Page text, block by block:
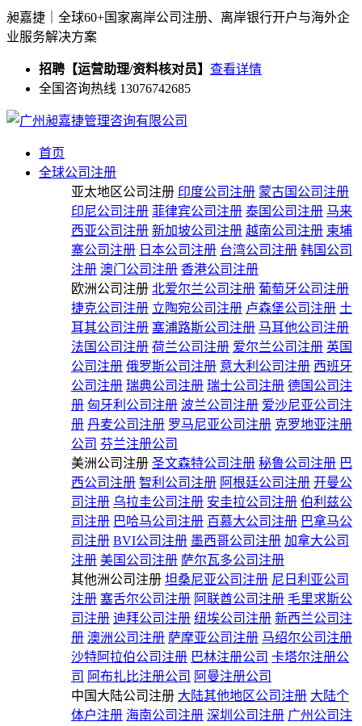
昶嘉捷｜全球60+国家离岸公司注册、离岸银行开户与海外企
业服务解决方案
招聘【运营助理/资料核对员】 查看详情
全国咨询热线 13076742685
首页
全球公司注册
亚太地区公司注册 印度公司注册 蒙古国公司注册
印尼公司注册 菲律宾公司注册 泰国公司注册 马来
西亚公司注册 新加坡公司注册 越南公司注册 柬埔
寨公司注册 日本公司注册 台湾公司注册 韩国公司
注册 澳门公司注册 香港公司注册
欧洲公司注册 北爱尔兰公司注册 葡萄牙公司注册
捷克公司注册 立陶宛公司注册 卢森堡公司注册 土
耳其公司注册 塞浦路斯公司注册 马耳他公司注册
法国公司注册 荷兰公司注册 爱尔兰公司注册 英国
公司注册 俄罗斯公司注册 意大利公司注册 西班牙
公司注册 瑞典公司注册 瑞士公司注册 德国公司注
册 匈牙利公司注册 波兰公司注册 爱沙尼亚公司注
册 丹麦公司注册 罗马尼亚公司注册 克罗地亚注册
公司 芬兰注册公司
美洲公司注册 圣文森特公司注册 秘鲁公司注册 巴
西公司注册 智利公司注册 阿根廷公司注册 开曼公
司注册 乌拉圭公司注册 安圭拉公司注册 伯利兹公
司注册 巴哈马公司注册 百慕大公司注册 巴拿马公
司注册 BVI公司注册 墨西哥公司注册 加拿大公司
注册 美国公司注册 萨尔瓦多公司注册
其他洲公司注册 坦桑尼亚公司注册 尼日利亚公司
注册 塞舌尔公司注册 阿联酋公司注册 毛里求斯公
司注册 迪拜公司注册 纽埃公司注册 新西兰公司注
册 澳洲公司注册 萨摩亚公司注册 马绍尔公司注册
沙特阿拉伯公司注册 巴林注册公司 卡塔尔注册公
司 阿布扎比注册公司 阿曼注册公司
中国大陆公司注册 大陆其他地区公司注册 大陆个
体户注册 海南公司注册 深圳公司注册 广州公司注